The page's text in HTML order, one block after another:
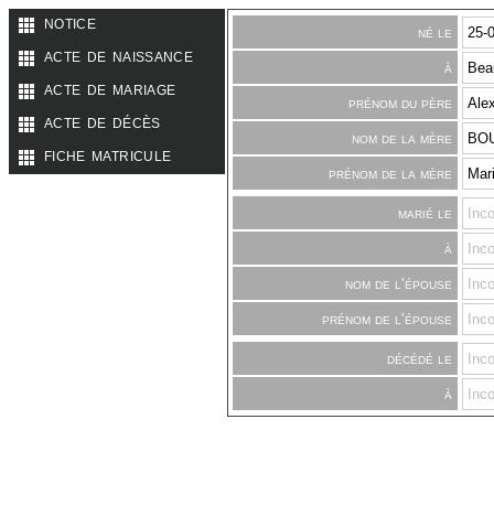
notice
acte de naissance
acte de mariage
acte de décès
fiche matricule
né le 25-
à
prénom du père
nom de la mère
prénom de la mère
marié le
à
nom de l'épouse
prénom de l'épouse
décédé le
à